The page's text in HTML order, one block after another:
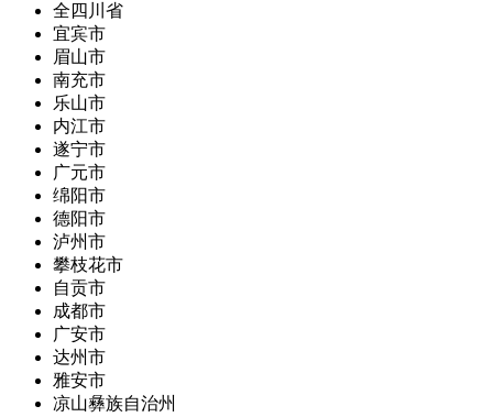
全四川省
宜宾市
眉山市
南充市
乐山市
内江市
遂宁市
广元市
绵阳市
德阳市
泸州市
攀枝花市
自贡市
成都市
广安市
达州市
雅安市
凉山彝族自治州